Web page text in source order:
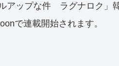
アップな件 ラグナロク」
で連載開始されます。